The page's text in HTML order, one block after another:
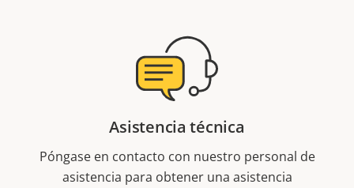
Asistencia técnica
Póngase en contacto con nuestro personal de
asistencia para obtener una asistencia